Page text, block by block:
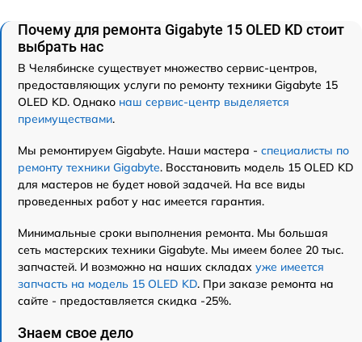
Почему для ремонта Gigabyte 15 OLED KD стоит
выбрать нас
В Челябинске существует множество сервис-центров,
предоставляющих услуги по ремонту техники Gigabyte 15
OLED KD. Однако наш сервис-центр выделяется
преимуществами.
Мы ремонтируем Gigabyte. Наши мастера - специалисты по
ремонту техники Gigabyte. Восстановить модель 15 OLED KD
для мастеров не будет новой задачей. На все виды
проведенных работ у нас имеется гарантия.
Минимальные сроки выполнения ремонта. Мы большая
сеть мастерских техники Gigabyte. Мы имеем более 20 тыс.
запчастей. И возможно на наших складах уже имеется
запчасть на модель 15 OLED KD. При заказе ремонта на
сайте - предоставляется скидка -25%.
Знаем свое дело